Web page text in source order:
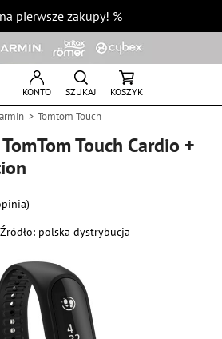
pierwsze zakupy! %
KONTO SZUKAJ KOSZYK
Tomtom Touch
Touch Cardio +
Źródło: polska dystrybucja